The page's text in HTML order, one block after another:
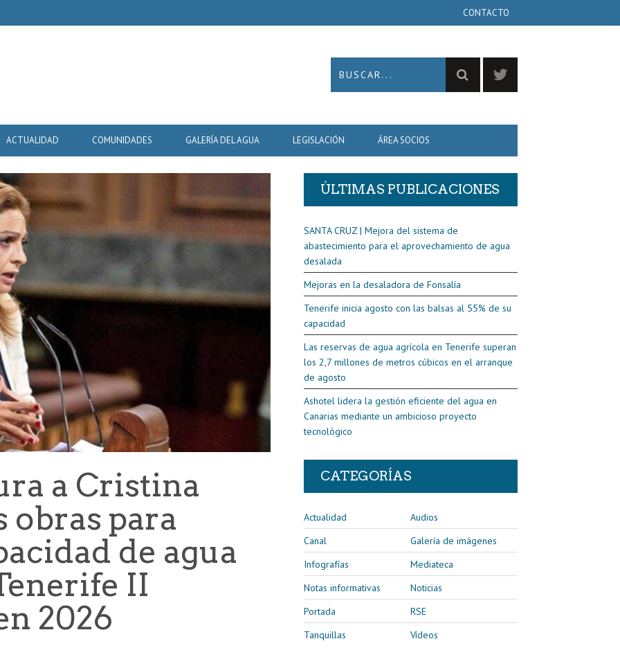
CONTACTO
ACTUALIDAD COMUNIDADES GALERÍA DEL AGUA LEGISLACIÓN ÁREA SOCIOS
a Cristina
obras para
de agua
II
2026
ÚLTIMAS PUBLICACIONES
SANTA CRUZ | Mejora del sistema de
abastecimiento para el aprovechamiento de agua
desalada
Mejoras en la desaladora de Fonsalía
Tenerife inicia agosto con las balsas al 55% de su
capacidad
Las reservas de agua agrícola en Tenerife superan
los 2,7 millones de metros cúbicos en el arranque
de agosto
Ashotel lidera la gestión eficiente del agua en
Canarias mediante un ambicioso proyecto
tecnológico
CATEGORÍAS
Actualidad
Audios
Canal
Galería de imágenes
Infografías
Mediateca
Notas informativas
Noticias
Portada
RSE
Tanquillas
Vídeos